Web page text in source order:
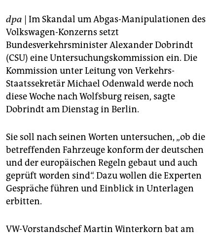
fragen & hilfe
unterstützen
abo
genossenschaft
epaper login
dpa | Im Skandal um Abgas-Manipulationen des
Volkswagen-Konzerns setzt
Bundesverkehrsminister Alexander Dobrindt
(CSU) eine Untersuchungskommission ein. Die
Kommission unter Leitung von Verkehrs-
Staatssekretär Michael Odenwald werde noch
diese Woche nach Wolfsburg reisen, sagte
Dobrindt am Dienstag in Berlin.
Sie soll nach seinen Worten untersuchen, „ob die
betreffenden Fahrzeuge konform der deutschen
und der europäischen Regeln gebaut und auch
geprüft worden sind“. Dazu wollen die Experten
Gespräche führen und Einblick in Unterlagen
erbitten.
VW-Vorstandschef Martin Winterkorn bat am